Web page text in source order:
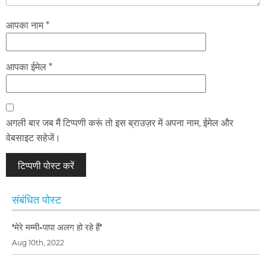
आपका नाम *
आपका ईमेल *
अगली बार जब मैं टिप्पणी करूं तो इस ब्राउज़र में अपना नाम, ईमेल और
वेबसाइट सहेजें।
संबंधित पोस्ट
‘मेरे मम्मी-पापा अलग हो रहे हैं’
Aug 10th, 2022